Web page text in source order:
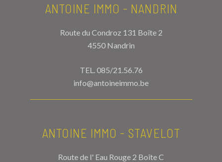
ANTOINE IMMO - NANDRIN
Route du Condroz 131 Boîte 2
4550 Nandrin
TEL.085/21.56.76
info@antoineimmo.be
ANTOINE IMMO - STAVELOT
Route de l' Eau Rouge 2 Boîte C